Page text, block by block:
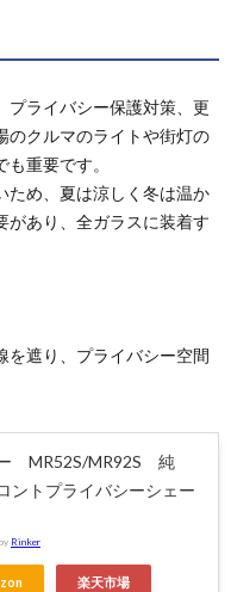
プライバシー保護対策、更
のクルマのライトや街灯の
重要です。
ため、夏は涼しく冬は温か
があり、全ガラスに装着す
を遮り、プライバシー空間
MR52S/MR92S 純
トプライバシーシェー
Rinker
楽天市場